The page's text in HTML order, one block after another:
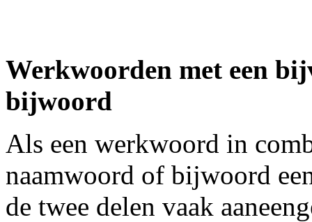
Werkwoorden met een
bijwoord
Als een werkwoord in
naamwoord of bijwoord
de twee delen vaak